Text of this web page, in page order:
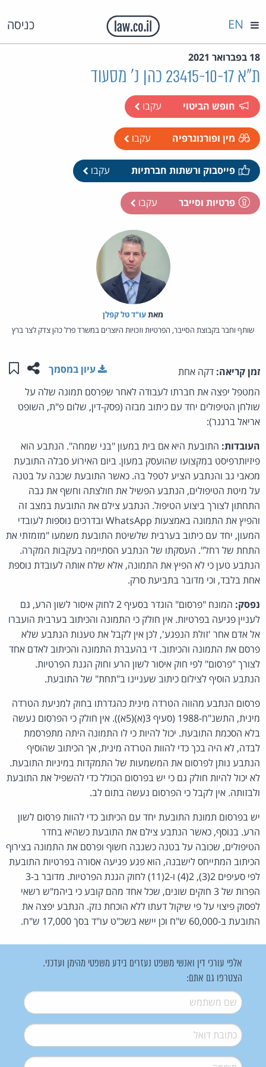
כניסה EN
18 בפברואר 2021
ת"א 23415-10-17 כהן נ' מסעוד
חופש הביטוי עקבו
מין ופורנוגרפיה עקבו
פייסבוק ורשתות חברתיות עקבו
פרטיות וסייבר עקבו
מאת‏עו"ד טל קפלן
שותף וחבר בקבוצת הסייבר, הפרטיות וזכויות היוצרים במשרד פרל כהן צדק לצר ברץ
זמן קריאה: דקה אחת שתפו
עיון במסמך
המטפל יפצה את חברתו לעבודה לאחר שפרסם תמונה שלה על
שולחן הטיפולים יחד עם כיתוב מבזה (פסק-דין, שלום פ"ת, השופט
אריאל ברגנר):
העובדות: התובעת היא אם בית במעון "בני שמחה". הנתבע הוא
פיזיותרפיסט במקצועו שהועסק במעון. ביום האירוע סבלה התובעת
מכאבי גב והנתבע הציע לטפל בה. כאשר התובעת שכבה על בטנה
על מיטת הטיפולים, הנתבע הפשיל את חולצתה וחשף את גבה
התחתון לצורך ביצוע הטיפול. הנתבע צילם את התובעת במצב זה
והפיץ את התמונה באמצעות WhatsApp ובדרכים נוספות לעובדי
המעון, יחד עם כיתוב בערבית שלשיטת התובעת משמעו "מזמזתי את
התחת של רחל". העסקתו של הנתבע הסתיימה בעקבות המקרה.
הנתבע טען כי לא הפיץ את התמונה, אלא שלח אותה לעובדת נוספת
אחת בלבד, וכי מדובר בתביעת סרק.
נפסק:
המונח "פרסום" הוגדר בסעיף 2 לחוק איסור לשון הרע, גם
לעניין פגיעה בפרטיות. אין חולק כי התמונה והכיתוב בערבית הועברו
אל אדם אחר 'זולת הנפגע', לכן אין לקבל את טענות הנתבע שלא
פרסם את התמונה והכיתוב. די בהעברת התמונה והכיתוב לאדם אחד
לצורך "פרסום" לפי חוק איסור לשון הרע וחוק הגנת הפרטיות.
הנתבע הוסיף לצילום כיתוב שעניינו ב"תחת" של התובעת.
פרסום הנתבע מהווה הטרדה מינית כהגדרתו בחוק למניעת הטרדה
מינית, התשנ"ח-1988 (סעיף 3(א)(5א)). אין חולק כי הפרסום נעשה
בלא הסכמת התובעת. יכול להיות כי לו התמונה היתה מתפרסמת
לבדה, לא היה בכך כדי להוות הטרדה מינית, אך הכיתוב שהוסיף
הנתבע נותן לפרסום את המשמעות של התמקדות במיניות התובעת.
לא יכול להיות חולק גם כי יש בפרסום הכולל כדי להשפיל את התובעת
ולבזותה. אין לקבל כי הפרסום נעשה בתום לב.
יש בפרסום תמונת התובעת יחד עם הכיתוב כדי להוות פרסום לשון
הרע. בנוסף, כאשר הנתבע צילם את התובעת כשהיא בחדר
הטיפולים, שכובה על בטנה כשגבה חשוף ופרסם את התמונה בצירוף
הכיתוב המתייחס לישבנה, הוא פגע פגיעה אסורה בפרטיות התובעת
לפי סעיפים 2(3), 2(4) ו-2(11) לחוק הגנת הפרטיות. מדובר ב-3
הפרות של 3 חוקים שונים, שכל אחד מהם קובע כי ביהמ"ש רשאי
לפסוק פיצוי על פי שיקול דעתו ללא הוכחת נזק. הנתבע יפצה את
התובעת ב-60,000 ש"ח וכן יישא בשכ"ט עו"ד בסך 17,000 ש"ח.
אלפי עורכי דין ואנשי משפט נעזרים בידע משפטי מהימן ועדכני.
הצטרפו גם אתם:
שם משתמש*
דואל*
סיסמה*